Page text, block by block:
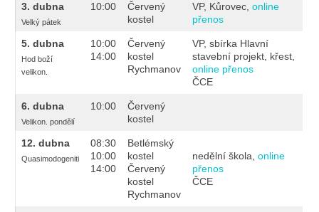
3. dubna
Velký pátek
10:00
Červený
kostel
VP, Kůrovec,online
přenos
5. dubna
Hod boží
velikon.
10:00
14:00
Červený
kostel
Rychmanov
VP, sbírka Hlavní
stavební projekt, křest,
online přenos
ČCE
6. dubna
Velikon. pondělí
10:00
Červený
kostel
12. dubna
Quasimodogeniti
08:30
10:00
14:00
Betlémský
kostel
Červený
kostel
Rychmanov
nedělní škola,online
přenos
ČCE